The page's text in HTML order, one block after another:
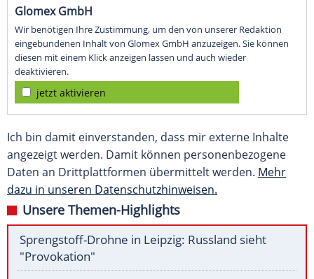
Glomex GmbH
Wir benötigen Ihre Zustimmung, um den von unserer Redaktion
eingebundenen Inhalt von Glomex GmbH anzuzeigen. Sie können
diesen mit einem Klick anzeigen lassen und auch wieder
deaktivieren.
jetzt aktivieren
Ich bin damit einverstanden, dass mir externe Inhalte
angezeigt werden. Damit können personenbezogene
Daten an Drittplattformen übermittelt werden. Mehr
dazu in unseren Datenschutzhinweisen.
Unsere Themen-Highlights
Sprengstoff-Drohne in Leipzig: Russland sieht
"Provokation"